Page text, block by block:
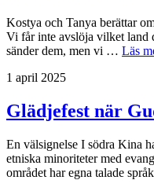
Kostya och Tanya berättar
Vi får inte avslöja vilket land
sänder dem, men vi … Läs
1 april 2025
Glädjefest när
En välsignelse I södra Kina
etniska minoriteter med
området har egna talade